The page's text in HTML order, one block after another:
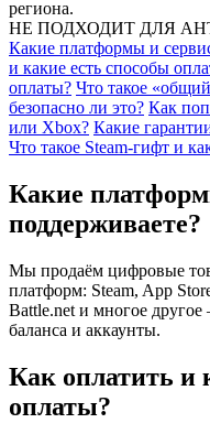
региона.
НЕ ПОДХОДИТ ДЛЯ
Какие платформы и
и какие есть способы
оплаты? Что такое
безопасно ли это? Как
или Xbox? Какие
Что такое Steam-гифт и
Какие
поддерживаете?
Мы продаём цифровые
платформ: Steam, App
Battle.net и многое
баланса и аккаунты.
Как оплатить и
оплаты?